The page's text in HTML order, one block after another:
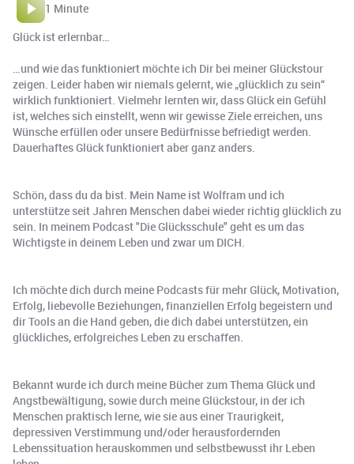
1 Minute
Glück ist erlernbar…
…und wie das funktioniert möchte ich Dir bei meiner Glückstour
zeigen. Leider haben wir niemals gelernt, wie „glücklich zu sein“
wirklich funktioniert. Vielmehr lernten wir, dass Glück ein Gefühl
ist, welches sich einstellt, wenn wir gewisse Ziele erreichen, uns
Wünsche erfüllen oder unsere Bedürfnisse befriedigt werden.
Dauerhaftes Glück funktioniert aber ganz anders.
Schön, dass du da bist. Mein Name ist Wolfram und ich
unterstütze seit Jahren Menschen dabei wieder richtig glücklich zu
sein. In meinem Podcast "Die Glücksschule" geht es um das
Wichtigste in deinem Leben und zwar um DICH.
Ich möchte dich durch meine Podcasts für mehr Glück, Motivation,
Erfolg, liebevolle Beziehungen, finanziellen Erfolg begeistern und
dir Tools an die Hand geben, die dich dabei unterstützen, ein
glückliches, erfolgreiches Leben zu erschaffen.
Bekannt wurde ich durch meine Bücher zum Thema Glück und
Angstbewältigung, sowie durch meine Glückstour, in der ich
Menschen praktisch lerne, wie sie aus einer Traurigkeit,
depressiven Verstimmung und/oder herausfordernden
Lebenssituation herauskommen und selbstbewusst ihr Leben